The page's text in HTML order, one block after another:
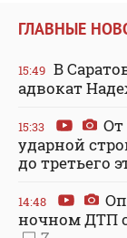
ГЛАВНЫЕ
15:49 В
адвокат
15:33
От
ударной
до третьего
14:48
ночном ДТП